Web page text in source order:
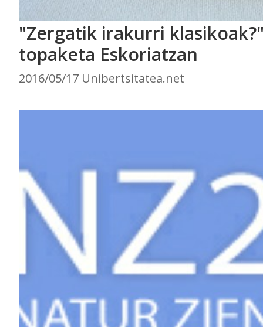
"Zergatik irakurri
topaketa Eskoriatzan
2016/05/17 Unibertsitatea.net